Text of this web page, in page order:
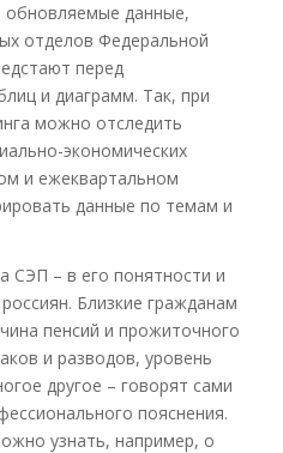
обновляемые данные,
отделов Федеральной
перед
и диаграмм. Так, при
можно отследить
экономических
и ежеквартальном
данные по темам и
СЭП – в его понятности и
Близкие гражданам
пенсий и прожиточного
и разводов, уровень
другое – говорят сами
пояснения.
узнать, например, о